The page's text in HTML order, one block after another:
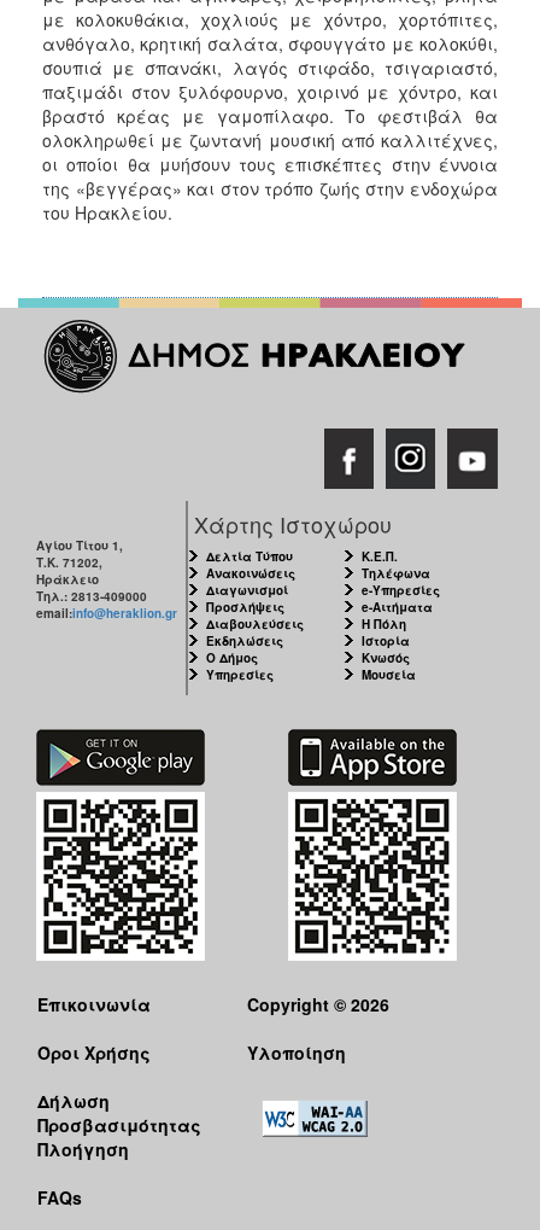
με κολοκυθάκια, χοχλιούς με χόντρο, χορτόπιτες,
ανθόγαλο, κρητική σαλάτα, σφουγγάτο με κολοκύθι,
σουπιά με σπανάκι, λαγός στιφάδο, τσιγαριαστό,
παξιμάδι στον ξυλόφουρνο, χοιρινό με χόντρο, και
βραστό κρέας με γαμοπίλαφο. Το φεστιβάλ θα
ολοκληρωθεί με ζωντανή μουσική από καλλιτέχνες,
οι οποίοι θα μυήσουν τους επισκέπτες στην έννοια
της «βεγγέρας» και στον τρόπο ζωής στην ενδοχώρα
του Ηρακλείου.
Αγίου Τίτου 1,
Τ.Κ. 71202,
Ηράκλειο
Τηλ.: 2813-409000
email:info@heraklion.gr
Χάρτης Ιστοχώρου
Δελτία Τύπου
Ανακοινώσεις
Διαγωνισμοί
Προσλήψεις
Διαβουλεύσεις
Εκδηλώσεις
Ο Δήμος
Υπηρεσίες
Κ.Ε.Π.
Τηλέφωνα
e-Υπηρεσίες
e-Αιτήματα
Η Πόλη
Ιστορία
Κνωσός
Μουσεία
Επικοινωνία
Όροι Χρήσης
Δήλωση
Προσβασιμότητας
Πλοήγηση
FAQs
Copyright © 2026
Υλοποίηση